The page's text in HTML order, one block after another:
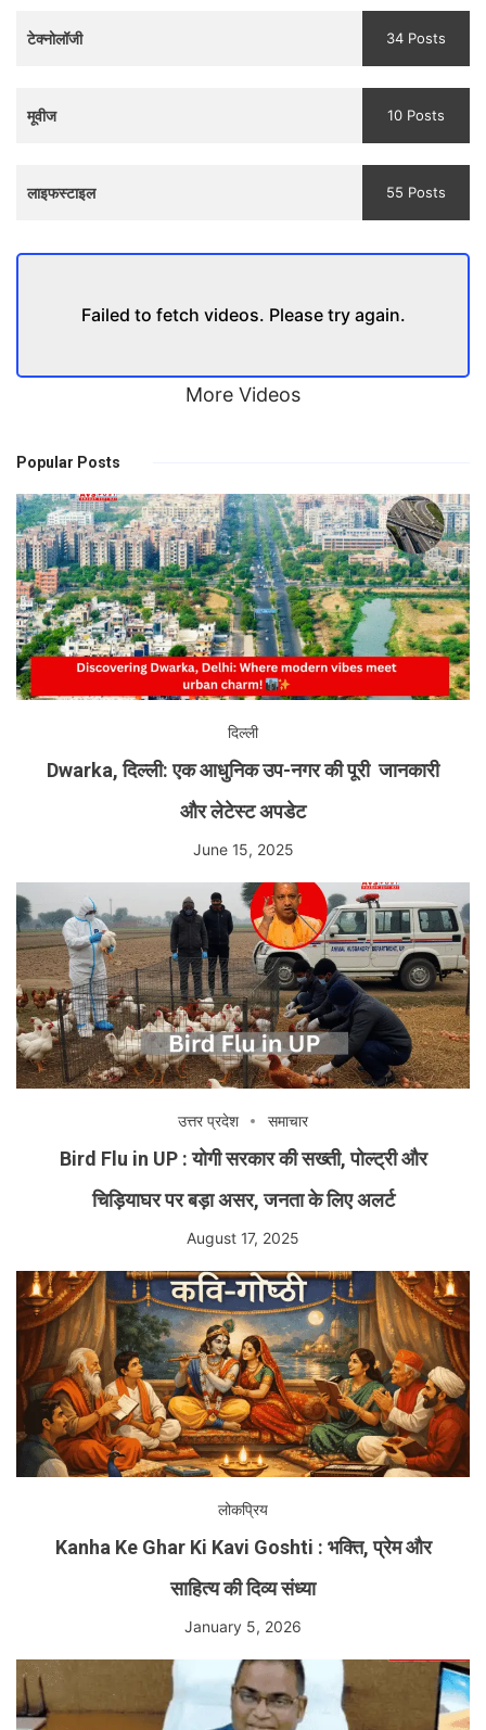
टेक्नोलॉजी 34 Posts
मूवीज 10 Posts
लाइफस्टाइल 55 Posts
Failed to fetch videos. Please try again.
More Videos
Popular Posts
दिल्ली
Dwarka, दिल्ली: एक आधुनिक उप-नगर की पूरी जानकारी
और लेटेस्ट अपडेट
June 15, 2025
उत्तर प्रदेश समाचार
Bird Flu in UP : योगी सरकार की सख्ती, पोल्ट्री और
चिड़ियाघर पर बड़ा असर, जनता के लिए अलर्ट
August 17, 2025
लोकप्रिय
Kanha Ke Ghar Ki Kavi Goshti : भक्ति, प्रेम और
साहित्य की दिव्य संध्या
January 5, 2026